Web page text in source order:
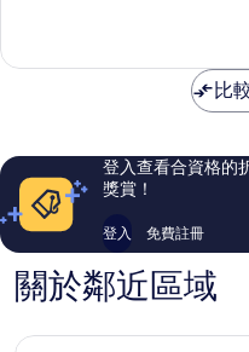
相心
很
評
價
篇
評
比
登入查看合資格的
獎賞！
登入 免費註冊
關於鄰近區域